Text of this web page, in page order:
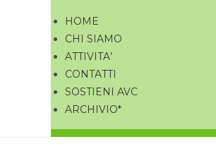
HOME
CHI SIAMO
ATTIVITA’
CONTATTI
SOSTIENI AVC
ARCHIVIO*